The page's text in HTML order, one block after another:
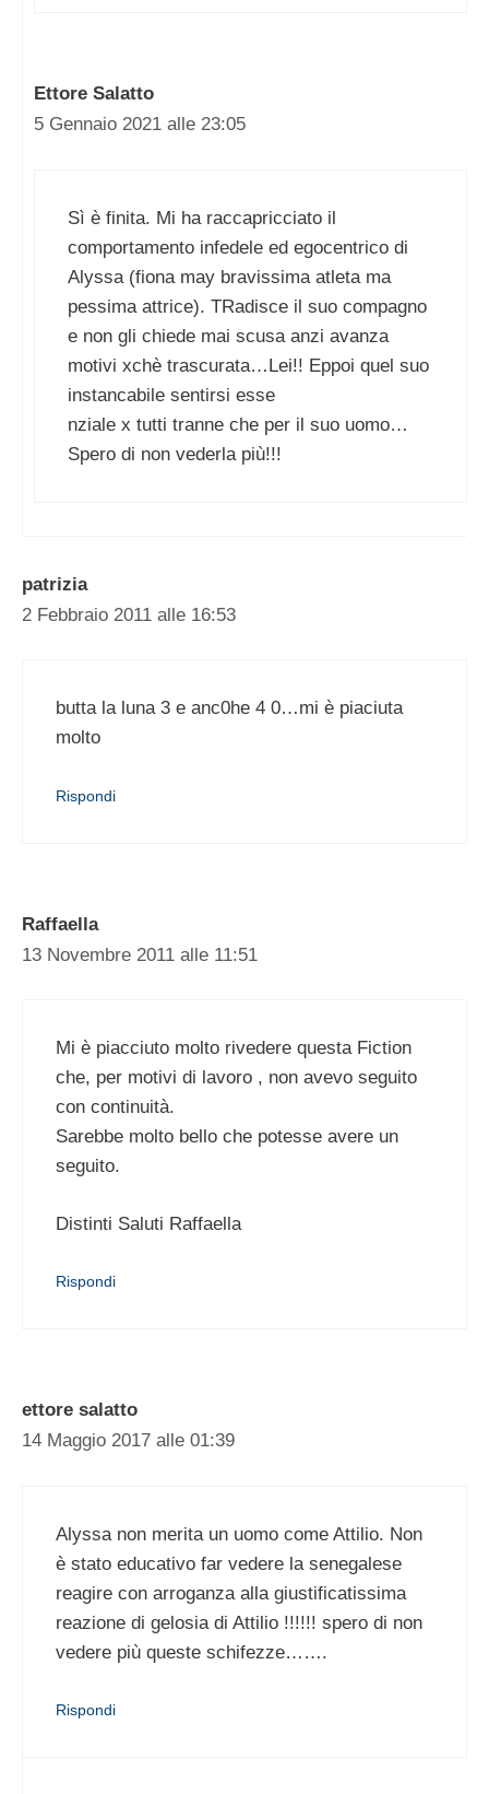
Ettore Salatto
5 Gennaio 2021 alle 23:05
Sì è finita. Mi ha raccapricciato il
comportamento infedele ed egocentrico di
Alyssa (fiona may bravissima atleta ma
pessima attrice). TRadisce il suo compagno
e non gli chiede mai scusa anzi avanza
motivi xchè trascurata…Lei!! Eppoi quel suo
instancabile sentirsi esse
nziale x tutti tranne che per il suo uomo…
Spero di non vederla più!!!
patrizia
2 Febbraio 2011 alle 16:53
butta la luna 3 e anc0he 4 0…mi è piaciuta
molto
Rispondi
Raffaella
13 Novembre 2011 alle 11:51
Mi è piacciuto molto rivedere questa Fiction
che, per motivi di lavoro , non avevo seguito
con continuità.
Sarebbe molto bello che potesse avere un
seguito.
Distinti Saluti Raffaella
Rispondi
ettore salatto
14 Maggio 2017 alle 01:39
Alyssa non merita un uomo come Attilio. Non
è stato educativo far vedere la senegalese
reagire con arroganza alla giustificatissima
reazione di gelosia di Attilio !!!!!! spero di non
vedere più queste schifezze…….
Rispondi